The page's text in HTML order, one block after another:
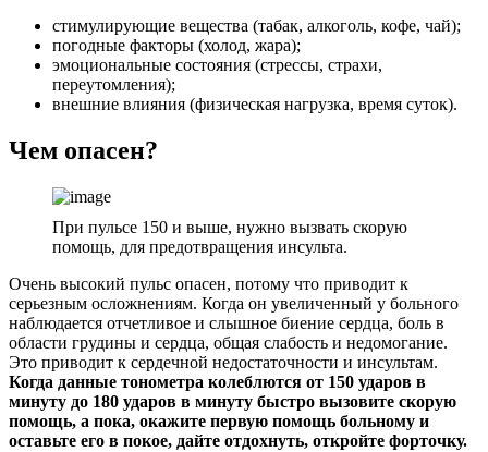
стимулирующие вещества (табак, алкоголь, кофе, чай);
погодные факторы (холод, жара);
эмоциональные состояния (стрессы, страхи,
переутомления);
внешние влияния (физическая нагрузка, время суток).
Чем опасен?
При пульсе 150 и выше, нужно вызвать скорую
помощь, для предотвращения инсульта.
Очень высокий пульс опасен, потому что приводит к
серьезным осложнениям. Когда он увеличенный у больного
наблюдается отчетливое и слышное биение сердца, боль в
области грудины и сердца, общая слабость и недомогание.
Это приводит к сердечной недостаточности и инсультам.
Когда данные тонометра колеблются от 150 ударов в
минуту до 180 ударов в минуту быстро вызовите скорую
помощь, а пока, окажите первую помощь больному и
оставьте его в покое, дайте отдохнуть, откройте форточку.